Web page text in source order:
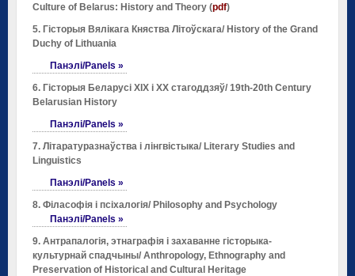
Culture of Belarus: History and Theory (pdf)
5. Гісторыя Вялікага Княства Літоўскага/ History of the Grand
Duchy of Lithuania
Панэлі/Panels »
6. Гісторыя Беларусі ХІХ і ХХ стагоддзяў/ 19th-20th Century
Belarusian History
Панэлі/Panels »
7. Літаратуразнаўства і лінгвістыка/ Literary Studies and
Linguistics
Панэлі/Panels »
8. Філасофія і псіхалогія/ Philosophy and Psychology
Панэлі/Panels »
9. Антрапалогія, этнаграфія і захаванне гісторыка-
культурнай спадчыны/ Anthropology, Ethnography and
Preservation of Historical and Cultural Heritage